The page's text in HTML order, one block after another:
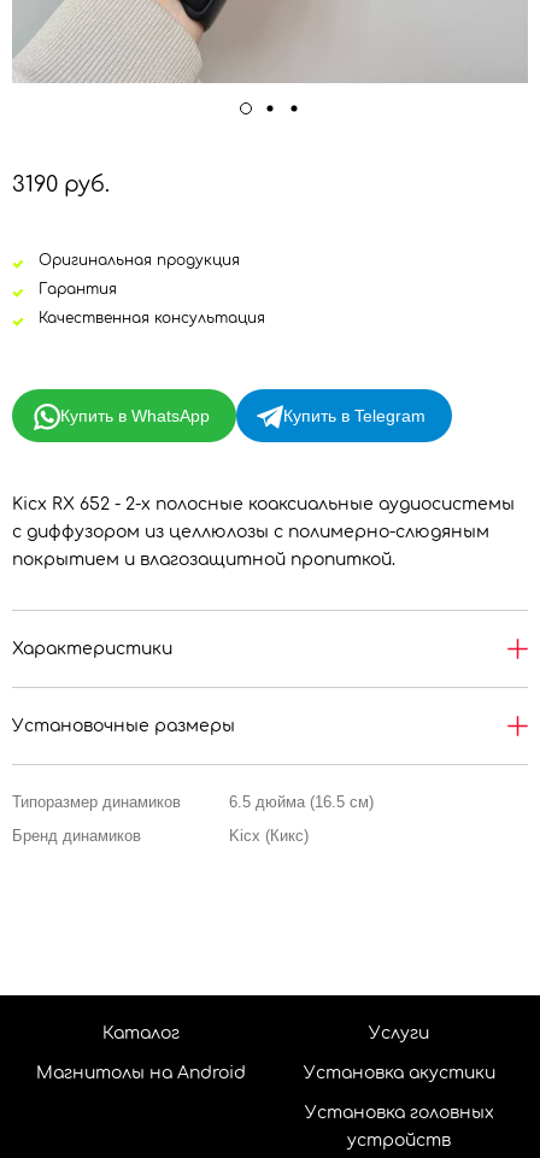
3190 руб.
Оригинальная продукция
Гарантия
Качественная консультация
Купить в WhatsApp Купить в Telegram
Kicx RX 652 - 2-х полосные коаксиальные аудиосистемы
с диффузором из целлюлозы c полимерно-слюдяным
покрытием и влагозащитной пропиткой.
Характеристики
Установочные размеры
Типоразмер динамиков
6.5 дюйма (16.5 см)
Бренд динамиков
Kicx (Кикс)
Каталог
Магнитолы на Android
Услуги
Установка акустики
Установка головных
устройств